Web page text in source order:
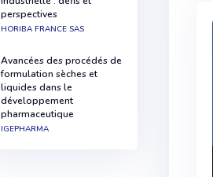
perspectives
HORIBA FRANCE SAS
Avancées des procédés de
formulation sèches et
liquides dans le
développement
pharmaceutique
IGEPHARMA